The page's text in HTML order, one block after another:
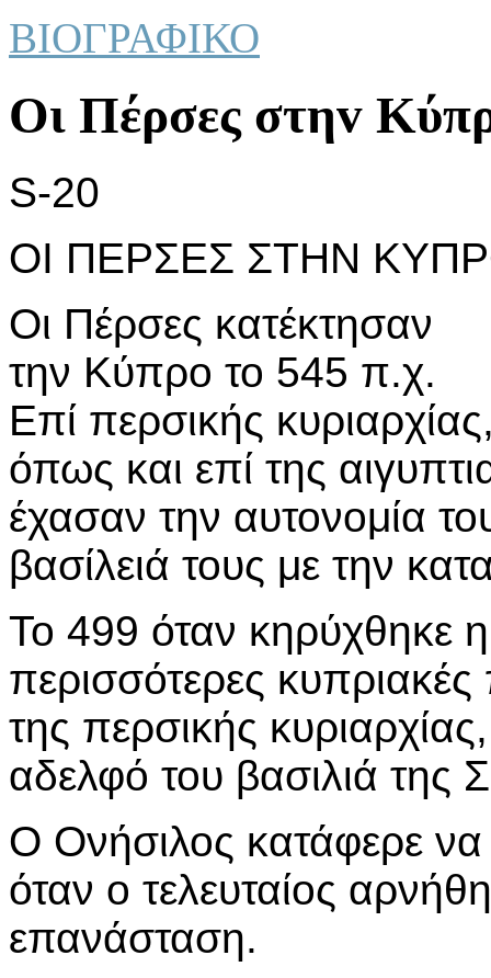
ΒΙΟΓΡΑΦΙΚΟ
Οι Πέρσες στηv
S-20
ΟΙ ΠΕΡΣΕΣ ΣΤΗΝ
Οι Πέρσες κατέκτησαν
την Κύπρο το 545 π.χ.
Επί περσικής
όπως και επί της
έχασαν την αυτονομία
βασίλειά τους με την
Το 499 όταν κηρύχθηκε
περισσότερες
της περσικής
αδελφό του βασιλιά της
Ο Ονήσιλος κατάφερε να
όταν ο τελευταίος
επανάσταση.